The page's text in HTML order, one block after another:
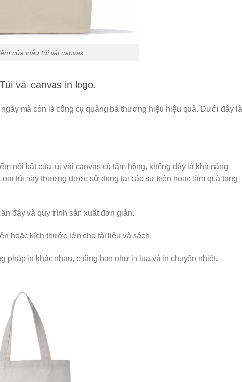
của mẫu túi vải canvas.
vải canvas in logo.
mà còn là công cụ quảng bá thương hiệu hiệu quả. Dưới đây là
nổi bật của túi vải canvas có tấm hông, không đáy là khả năng
túi này thường được sử dụng tại các sự kiện hoặc làm quà tặng
đáy và quy trình sản xuất đơn giản.
hoặc kích thước lớn cho tài liệu và sách.
pháp in khác nhau, chẳng hạn như in lụa và in chuyển nhiệt.